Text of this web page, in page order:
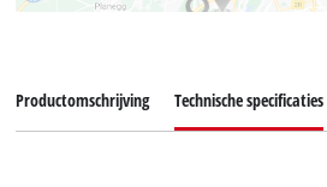
Productomschrijving Technische specificaties